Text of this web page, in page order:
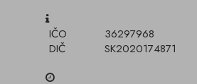
IČO
36297968
DIČ
SK2020174871